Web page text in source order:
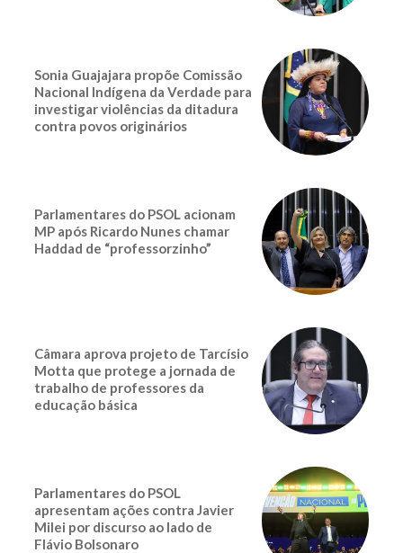
Sonia Guajajara propõe Comissão
Nacional Indígena da Verdade para
investigar violências da ditadura
contra povos originários
Parlamentares do PSOL acionam
MP após Ricardo Nunes chamar
Haddad de “professorzinho”
Câmara aprova projeto de Tarcísio
Motta que protege a jornada de
trabalho de professores da
educação básica
Parlamentares do PSOL
apresentam ações contra Javier
Milei por discurso ao lado de
Flávio Bolsonaro